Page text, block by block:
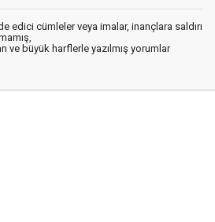
edici cümleler veya imalar, inançlara saldırı
ve büyük harflerle yazılmış yorumlar